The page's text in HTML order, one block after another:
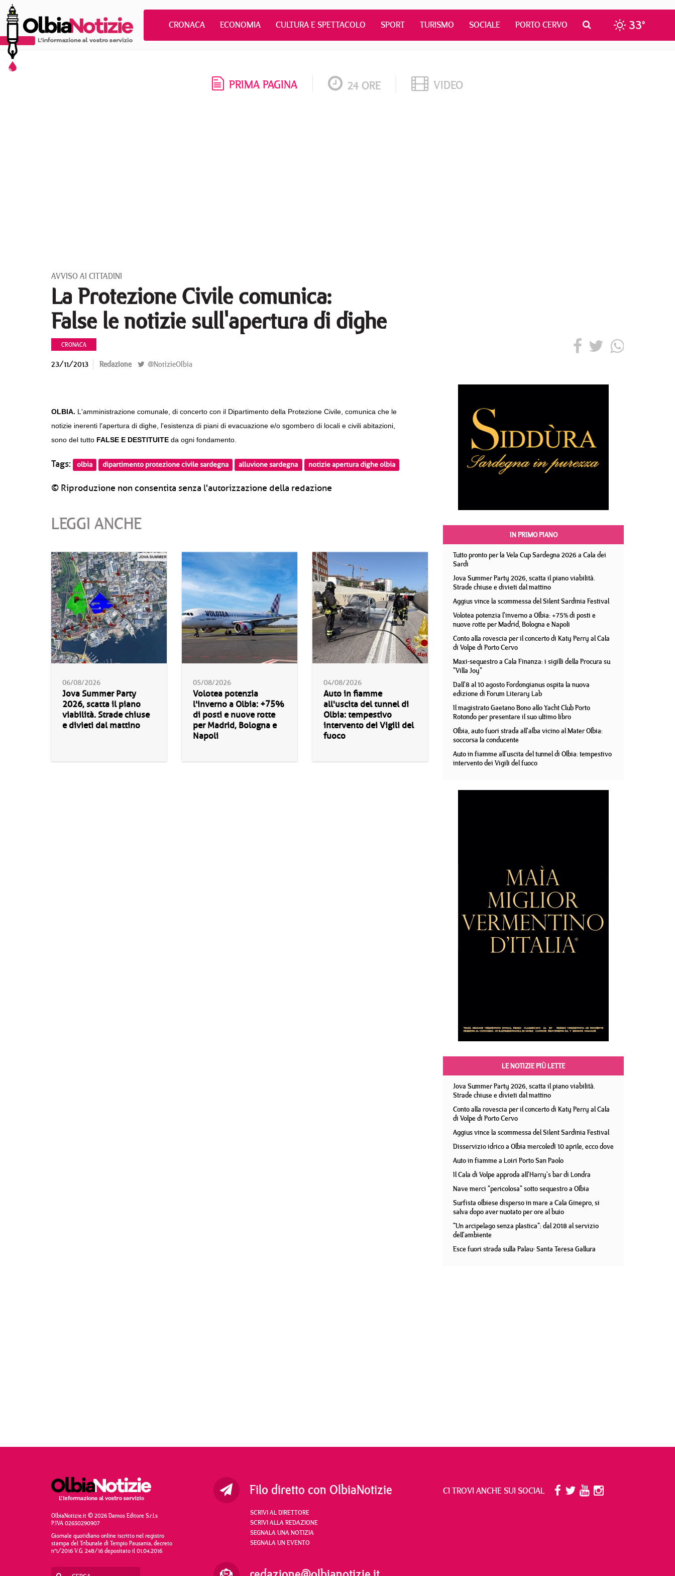
CRONACA ECONOMIA CULTURA E SPETTACOLO SPORT TURISMO SOCIALE PORTO CERVO 33°
PRIMA PAGINA 24 ORE VIDEO
AVVISO AI CITTADINI
La Protezione Civile comunica:
False le notizie sull'apertura di dighe
CRONACA
23/11/2013 Redazione @NotizieOlbia
OLBIA. L'amministrazione comunale, di concerto con il Dipartimento della Protezione Civile, comunica che le
notizie inerenti l'apertura di dighe, l'esistenza di piani di evacuazione e/o sgombero di locali e civili abitazioni,
sono del tutto FALSE E DESTITUITE da ogni fondamento.
Tags: olbia dipartimento protezione civile sardegna alluvione sardegna notizie apertura dighe olbia
© Riproduzione non consentita senza l'autorizzazione della redazione
LEGGI ANCHE
06/08/2026
Jova Summer Party
2026, scatta il piano
viabilità. Strade chiuse
e divieti dal mattino
05/08/2026
Volotea potenzia
l'inverno a Olbia: +75%
di posti e nuove rotte
per Madrid, Bologna e
Napoli
04/08/2026
Auto in fiamme
all'uscita del tunnel di
Olbia: tempestivo
intervento dei Vigili del
fuoco
IN PRIMO PIANO
Tutto pronto per la Vela Cup Sardegna 2026 a Cala dei
Sardi
Jova Summer Party 2026, scatta il piano viabilità.
Strade chiuse e divieti dal mattino
Aggius vince la scommessa del Silent Sardinia Festival
Volotea potenzia l'inverno a Olbia: +75% di posti e
nuove rotte per Madrid, Bologna e Napoli
Conto alla rovescia per il concerto di Katy Perry al Cala
di Volpe di Porto Cervo
Maxi-sequestro a Cala Finanza: i sigilli della Procura su
"Villa Joy"
Dall'8 al 10 agosto Fordongianus ospita la nuova
edizione di Forum Literary Lab
Il magistrato Gaetano Bono allo Yacht Club Porto
Rotondo per presentare il suo ultimo libro
Olbia, auto fuori strada all'alba vicino al Mater Olbia:
soccorsa la conducente
Auto in fiamme all'uscita del tunnel di Olbia: tempestivo
intervento dei Vigili del fuoco
LE NOTIZIE PIÙ LETTE
Jova Summer Party 2026, scatta il piano viabilità.
Strade chiuse e divieti dal mattino
Conto alla rovescia per il concerto di Katy Perry al Cala
di Volpe di Porto Cervo
Aggius vince la scommessa del Silent Sardinia Festival
Disservizio idrico a Olbia mercoledì 10 aprile, ecco dove
Auto in fiamme a Loiri Porto San Paolo
Il Cala di Volpe approda all'Harry's bar di Londra
Nave merci "pericolosa" sotto sequestro a Olbia
Surfista olbiese disperso in mare a Cala Ginepro, si
salva dopo aver nuotato per ore al buio
"Un arcipelago senza plastica": dal 2018 al servizio
dell'ambiente
Esce fuori strada sulla Palau- Santa Teresa Gallura
OlbiaNotizie.it © 2026 Damos Editore S.r.l.s
P.IVA 02650290907
Giornale quotidiano online iscritto nel registro
stampa del Tribunale di Tempio Pausania, decreto
n°1/2016 V.G. 248/16 depositato il 01.04.2016
Filo diretto con OlbiaNotizie
SCRIVI AL DIRETTORE
SCRIVI ALLA REDAZIONE
SEGNALA UNA NOTIZIA
SEGNALA UN EVENTO
CI TROVI ANCHE SUI SOCIAL